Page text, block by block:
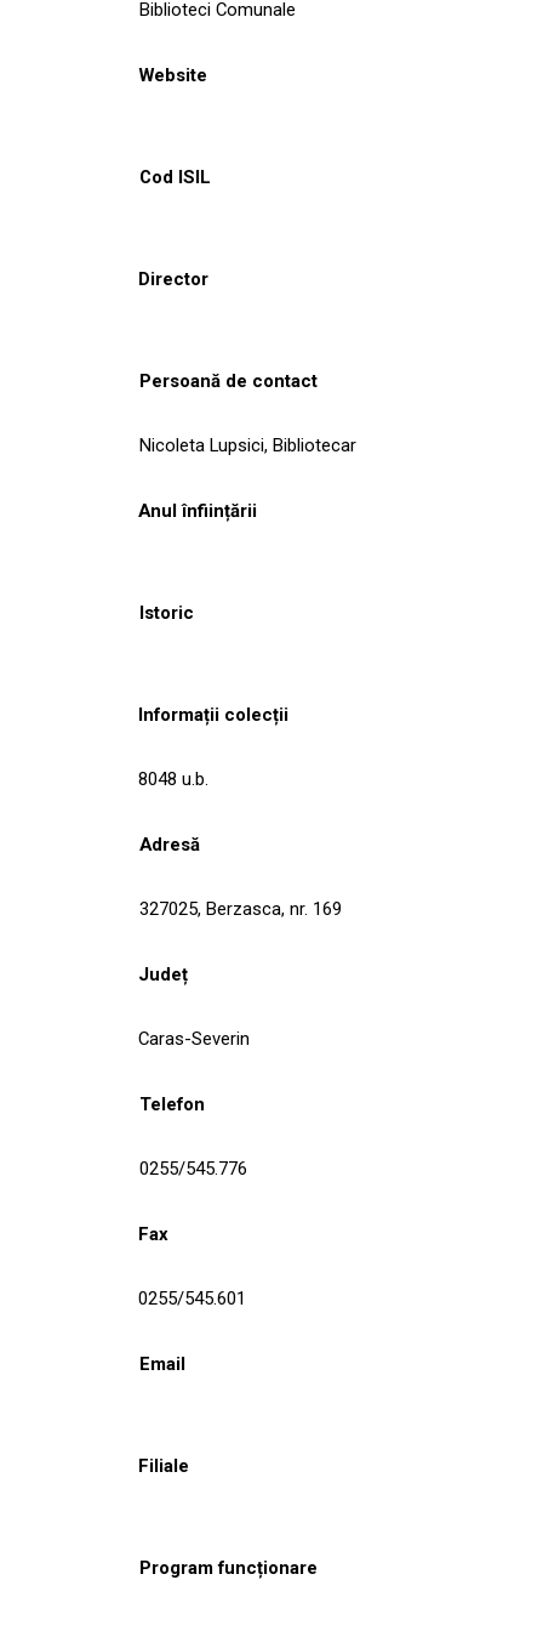
Biblioteci Comunale
Website
Cod ISIL
Director
Persoană de contact
Nicoleta Lupsici, Bibliotecar
Anul înființării
Istoric
Informații colecții
8048 u.b.
Adresă
327025, Berzasca, nr. 169
Județ
Caras-Severin
Telefon
0255/545.776
Fax
0255/545.601
Email
Filiale
Program funcționare